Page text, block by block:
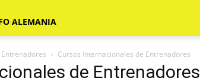
ALEMANIA
Cursos Internacionales de Entrenadores
de Entrenadores